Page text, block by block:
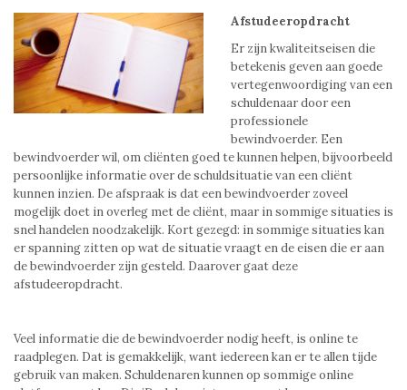
Afstudeeropdracht
Er zijn kwaliteitseisen die
betekenis geven aan goede
vertegenwoordiging van een
schuldenaar door een
professionele
bewindvoerder. Een
bewindvoerder wil, om cliënten goed te kunnen helpen, bijvoorbeeld
persoonlijke informatie over de schuldsituatie van een cliënt
kunnen inzien. De afspraak is dat een bewindvoerder zoveel
mogelijk doet in overleg met de cliënt, maar in sommige situaties is
snel handelen noodzakelijk. Kort gezegd: in sommige situaties kan
er spanning zitten op wat de situatie vraagt en de eisen die er aan
de bewindvoerder zijn gesteld. Daarover gaat deze
afstudeeropdracht.
Veel informatie die de bewindvoerder nodig heeft, is online te
raadplegen. Dat is gemakkelijk, want iedereen kan er te allen tijde
gebruik van maken. Schuldenaren kunnen op sommige online